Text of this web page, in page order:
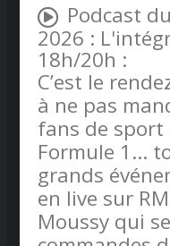
Podcast
2026 :
18h/20h :
C’est le
à ne pas
fans de sport
Formule 1…
grands
en live sur
Moussy qui